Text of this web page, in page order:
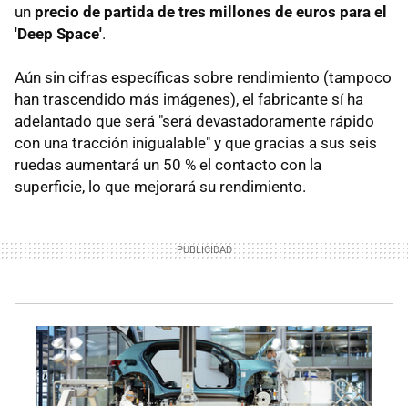
un precio de partida de tres millones de euros para el
'Deep Space'.
Aún sin cifras específicas sobre rendimiento (tampoco
han trascendido más imágenes), el fabricante sí ha
adelantado que será "será devastadoramente rápido
con una tracción inigualable" y que gracias a sus seis
ruedas aumentará un 50 % el contacto con la
superficie, lo que mejorará su rendimiento.